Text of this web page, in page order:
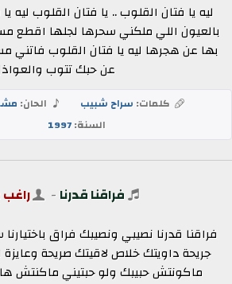
ليه يا فتان القلوب .. يا فتان القلوب ليه
بالعيون اللي ملكني سحرها لجلها اقطع
بها عن هجرها ليه يا فتان القلوب فاتني
عن حبك تتوب
كلمات: سراح شبيب الحان:
السنة:1997
فراقنا قدرنا -
فراقنا قدرنا نصيبي ونصيبك فراق
جريحة داويتك خلاص لاقيتك صريحة
ماكونتش حبيبك ولو حبتيني ماكنتش